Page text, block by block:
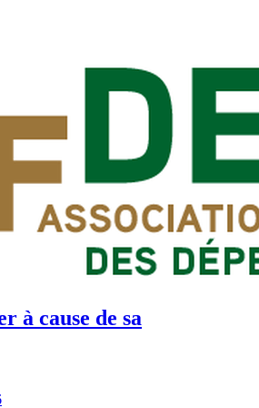
à cause de sa